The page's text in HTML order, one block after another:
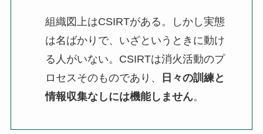
組織図上はCSIRTがある。しかし実態
は名ばかりで、いざというときに動け
る人がいない。CSIRTは消火活動のプ
ロセスそのものであり、
日々の訓練と
情報収集なしには機能しません。